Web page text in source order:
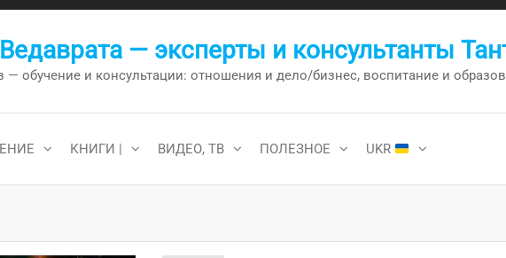
— эксперты и консультанты
обучение и консультации: отношения и дело/бизнес, воспитание и
КНИГИ | ВИДЕО, ТВ ПОЛЕЗНОЕ UKR